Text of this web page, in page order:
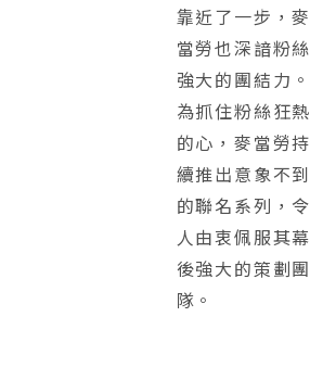
靠近了一步，麥
當勞也深諳粉絲
強大的團結力。
為抓住粉絲狂熱
的心，麥當勞持
續推出意象不到
的聯名系列，令
人由衷佩服其幕
後強大的策劃團
隊。